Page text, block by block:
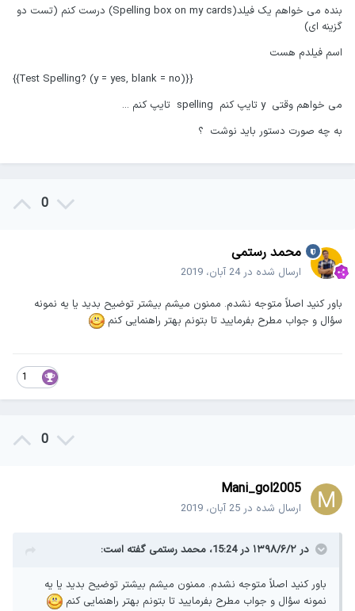
بنده می خواهم یک فیلد(Spelling box on my cards) درست کنم (تست دو
گزینه ای)
اسم فیلدم هست
{{(Test Spelling? (y = yes, blank = no}}
می خواهم وقتی y تایپ کنم spelling تایپ کنم ...
به چه صورت دستور باید نوشت ؟
0
محمد رستمی
ارسال شده در24 آبان، 2019
باور کنید اصلاً متوجه نشدم. ممنون میشم بیشتر توضیح بدید یا یه نمونه
سؤال و جواب مطرح بفرمایید تا بتونم بهتر راهنمایی کنم
0
Mani_gol2005
ارسال شده در 25 آبان، 2019
در ۱۳۹۸/۶/۲ در 15:24، محمد رستمیگفته است:
باور کنید اصلاً متوجه نشدم. ممنون میشم بیشتر توضیح بدید یا یه
نمونه سؤال و جواب مطرح بفرمایید تا بتونم بهتر راهنمایی کنم